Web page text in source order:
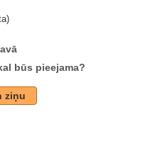
būs pieejama?
ziņu